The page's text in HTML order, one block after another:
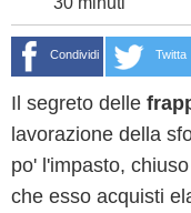
Condividi Twitta
Il segreto delle
lavorazione della
po' l'impasto,
che esso acquisti